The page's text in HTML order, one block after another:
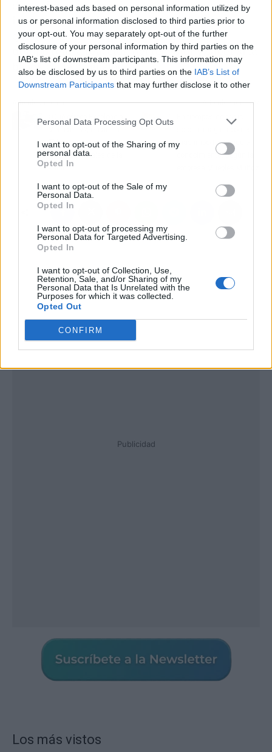
interest-based ads based on personal information utilized by
us or personal information disclosed to third parties prior to
your opt-out. You may separately opt-out of the further
disclosure of your personal information by third parties on the
IAB’s list of downstream participants. This information may
also be disclosed by us to third parties on the IAB’s List of
Downstream Participants that may further disclose it to other
Personal Data Processing Opt Outs
I want to opt-out of the Sharing of my
personal data.
Opted In
I want to opt-out of the Sale of my
Personal Data.
Opted In
I want to opt-out of processing my
Personal Data for Targeted Advertising.
Opted In
I want to opt-out of Collection, Use,
Retention, Sale, and/or Sharing of my
Personal Data that Is Unrelated with the
Purposes for which it was collected.
Opted Out
CONFIRM
dispositivos electrónicos en todo momento,
incluso compartirla en sus redes. Además,
quienes la envían pueden monitorizar en
tiempo real la reacción del receptor y saber si la
ha visto o le ha gustado.
Artículo anterior
¿Qué ofrece Excelencia
TV en streaming para
los profesionales de la
salud
Artículo siguiente
En tiempos de crisis
más importante que el
conocimiento, según la
Publicidad
Los más vistos